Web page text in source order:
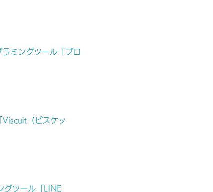
ミングツール「プロ
（ビスケッ
グツール「LINE